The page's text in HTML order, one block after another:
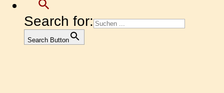
Search for:
Search Button